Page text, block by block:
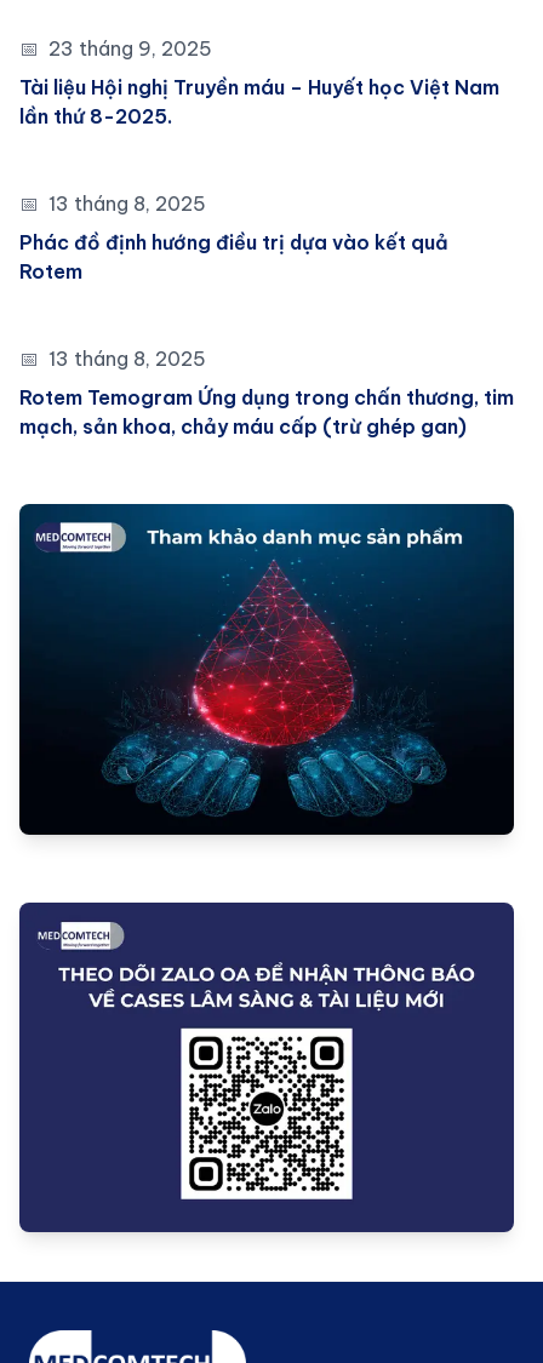
📅 23 tháng 9, 2025
Tài liệu Hội nghị Truyền máu – Huyết học Việt Nam
lần thứ 8-2025.
📅 13 tháng 8, 2025
Phác đồ định hướng điều trị dựa vào kết quả
Rotem
📅 13 tháng 8, 2025
Rotem Temogram Ứng dụng trong chấn thương, tim
mạch, sản khoa, chảy máu cấp (trừ ghép gan)